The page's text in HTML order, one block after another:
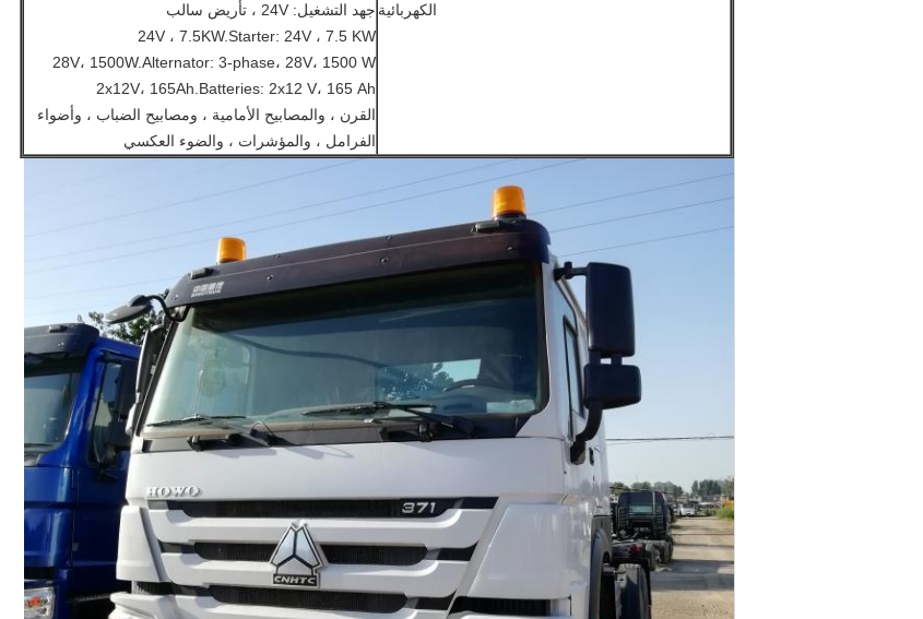
الكهربائية جهد التشغيل: 24V ، تأريض سالب
24V ، 7.5KW.Starter: 24V ، 7.5 KW
28V، 1500W.Alternator: 3-phase، 28V، 1500 W
2x12V، 165Ah.Batteries: 2x12 V، 165 Ah
القرن ، والمصابيح الأمامية ، ومصابيح الضباب ، وأضواء
الفرامل ، والمؤشرات ، والضوء العكسي